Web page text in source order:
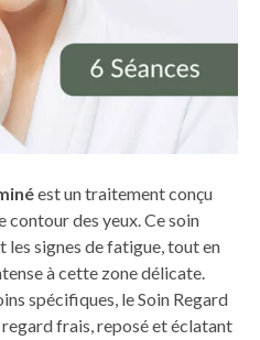
est un traitement conçu
des yeux. Ce soin
les signes de fatigue, tout en
à cette zone délicate.
spécifiques, le Soin Regard
frais, reposé et éclatant